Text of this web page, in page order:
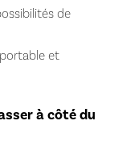
de
et
à côté du